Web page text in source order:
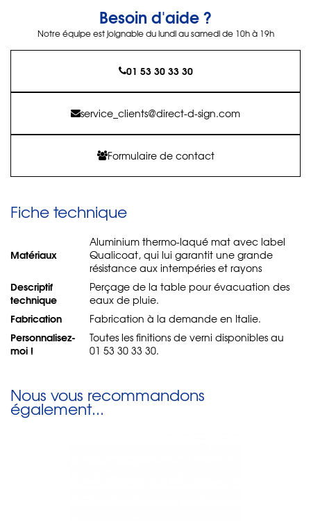
Besoin d'aide ?
Notre équipe est joignable du lundi au samedi de 10h à 19h
01 53 30 33 30
service_clients@direct-d-sign.com
Formulaire de contact
Fiche technique
Matériaux
Aluminium thermo-laqué mat avec label
Qualicoat, qui lui garantit une grande
résistance aux intempéries et rayons
Descriptif
technique
Perçage de la table pour évacuation des
eaux de pluie.
Fabrication Fabrication à la demande en Italie.
Personnalisez-
moi !
Toutes les finitions de verni disponibles au
01 53 30 33 30.
Nous vous recommandons
également...